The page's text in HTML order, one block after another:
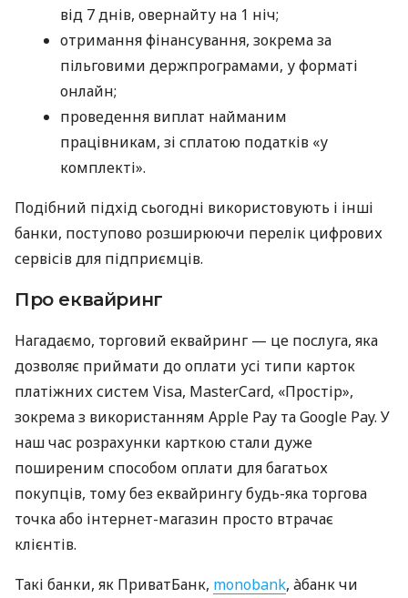
від 7 днів, овернайту на 1 ніч;
отримання фінансування, зокрема за
пільговими держпрограмами, у форматі
онлайн;
проведення виплат найманим
працівникам, зі сплатою податків «у
комплекті».
Подібний підхід сьогодні використовують і інші
банки, поступово розширюючи перелік цифрових
сервісів для підприємців.
Про еквайринг
Нагадаємо, торговий еквайринг — це послуга, яка
дозволяє приймати до оплати усі типи карток
платіжних систем Visa, MasterCard, «Простір»,
зокрема з використанням Apple Pay та Google Pay. У
наш час розрахунки карткою стали дуже
поширеним способом оплати для багатьох
покупців, тому без еквайрингу будь-яка торгова
точка або інтернет-магазин просто втрачає
клієнтів.
Такі банки, як ПриватБанк, monobank, àбанк чи